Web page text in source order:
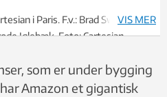
i Paris. F.v.: Brad Swartz i
Iglebæk. Foto: Cartesian
VIS MER
som er under bygging
Amazon et gigantisk